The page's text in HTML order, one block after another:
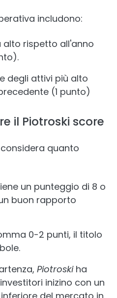
includono:
alto rispetto all'anno
degli attivi più alto
(1 punto)
il Piotroski score
quanto
un punteggio di 8 o
buon rapporto
0-2 punti, il titolo
Piotroski ha
inizino con un